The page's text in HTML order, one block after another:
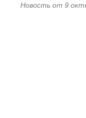
Новость от 9